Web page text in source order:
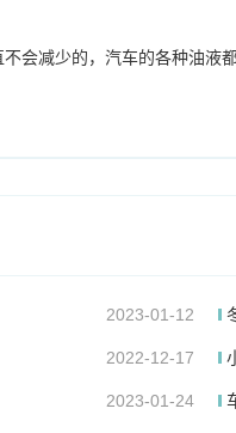
会减少的，汽车的各种油
2023-01-12
2022-12-17
2023-01-24